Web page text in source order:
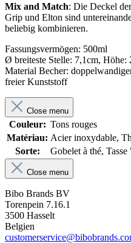
Mix and Match: Die Deckel
Grip und Elton sind
beliebig kombinieren.
Fassungsvermögen: 500ml
Ø breiteste Stelle: 7,1cm, Höhe:
Material Becher:
freier Kunststoff
Close menu
Couleur: Tons rouges
Matériau: Acier inoxydable,
Sorte:
Gobelet à thé,
Close menu
Bibo Brands BV
Torenpein 7.16.1
3500 Hasselt
Belgien